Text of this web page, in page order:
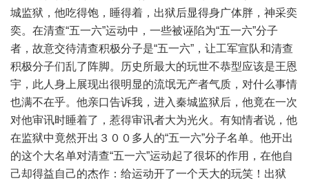
城监狱，他吃得饱，睡得着，出狱后显得身广体胖，神采奕
奕。在清查“五一六”运动中，一些被诬陷为“五一六”分子
者，故意交待清查积极分子是“五一六”，让工军宣队和清查
积极分子们乱了阵脚。历史所最大的玩世不恭型应该是王恩
宇，此人身上展现出很明显的流氓无产者气质，对什么事情
也满不在乎。他亲口告诉我，进入秦城监狱后，他竟在一次
对他审讯时睡着了，惹得审讯者大为光火。有知情者说，他
在监狱中竟然开出３００多人的“五一六”分子名单。他开出
的这个大名单对清查“五一六”运动起了很坏的作用，在他自
己却得益自己的杰作：给运动开了一个天大的玩笑！出狱